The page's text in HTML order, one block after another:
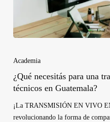
Academia
¿Qué necesitás para una
técnicos en Guatemala?
¡La TRANSMISIÓN EN VIVO
revolucionando la forma de